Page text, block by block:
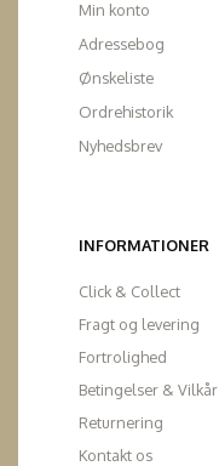
Min konto
Adressebog
Ønskeliste
Ordrehistorik
Nyhedsbrev
INFORMATIONER
Click & Collect
Fragt og levering
Fortrolighed
Betingelser & Vilkår
Returnering
Kontakt os